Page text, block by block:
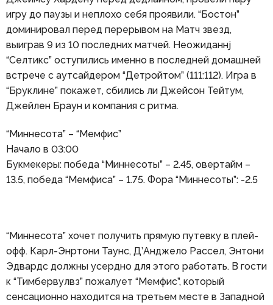
игру до паузы и неплохо себя проявили. “Бостон”
доминировал перед перерывом на Матч звезд,
выиграв 9 из 10 последних матчей. Неожиданнj
“Селтикс” оступились именно в последней домашней
встрече с аутсайдером “Детройтом” (111:112). Игра в
“Бруклине” покажет, сбились ли Джейсон Тейтум,
Джейлен Браун и компания с ритма.
“Миннесота” – “Мемфис”
Начало в 03:00
Букмекеры: победа “Миннесоты” – 2.45, овертайм –
13.5, победа “Мемфиса” – 1.75. Фора “Миннесоты”: -2.5
“Миннесота” хочет получить прямую путевку в плей-
офф. Карл-Энртони Таунс, Д’Анджело Рассел, Энтони
Эдвардс должны усердно для этого работать. В гости
к “Тимбервулвз” пожалует “Мемфис”, который
сенсационно находится на третьем месте в Западной